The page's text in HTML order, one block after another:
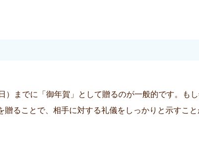
までに「御年賀」として贈るのが一般的です。も
ることで、相手に対する礼儀をしっかりと示すこと